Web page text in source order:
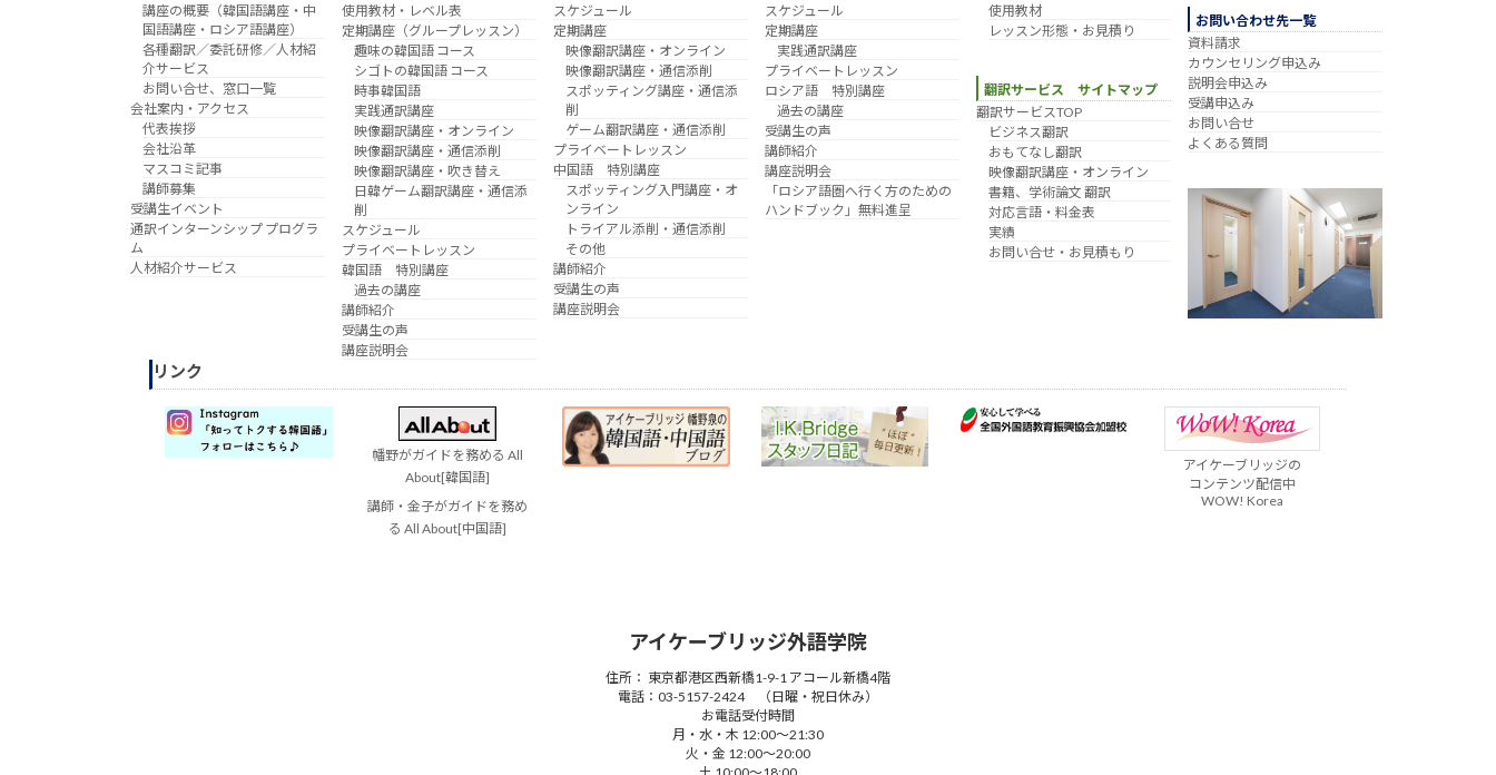
講座の概要（韓国語講座・中
国語講座・ロシア語講座）
各種翻訳／委託研修／人材紹
介サービス
お問い合せ、窓口一覧
会社案内・アクセス
代表挨拶
会社沿革
マスコミ記事
講師募集
受講生イベント
通訳インターンシップ プログラ
ム
人材紹介サービス
使用教材・レベル表
定期講座（グループレッスン）
趣味の韓国語 コース
シゴトの韓国語 コース
時事韓国語
実践通訳講座
映像翻訳講座・オンライン
映像翻訳講座・通信添削
映像翻訳講座・吹き替え
日韓ゲーム翻訳講座・通信添
削
スケジュール
プライベートレッスン
韓国語 特別講座
過去の講座
講師紹介
受講生の声
講座説明会
スケジュール
定期講座
映像翻訳講座・オンライン
映像翻訳講座・通信添削
スポッティング講座・通信添
削
ゲーム翻訳講座・通信添削
プライベートレッスン
中国語 特別講座
スポッティング入門講座・オ
ンライン
トライアル添削・通信添削
その他
講師紹介
受講生の声
講座説明会
スケジュール
定期講座
実践通訳講座
プライベートレッスン
ロシア語 特別講座
過去の講座
受講生の声
講師紹介
講座説明会
「ロシア語圏へ行く方のための
ハンドブック」無料進呈
使用教材
レッスン形態・お見積り
翻訳サービス サイトマップ
翻訳サービスTOP
ビジネス翻訳
おもてなし翻訳
映像翻訳講座・オンライン
書籍、学術論文 翻訳
対応言語・料金表
実績
お問い合せ・お見積もり
お問い合わせ先一覧
資料請求
カウンセリング申込み
説明会申込み
受講申込み
お問い合せ
よくある質問
リンク
幡野がガイドを務める All
About[韓国語]
講師・金子がガイドを務め
る All About[中国語]
アイケーブリッジの
コンテンツ配信中
WOW! Korea
アイケーブリッジ外語学院
住所： 東京都港区西新橋1-9-1 アコール新橋4階
電話：03-5157-2424 （日曜・祝日休み）
お電話受付時間
月・水・木 12:00～21:30
火・金 12:00～20:00
土 10:00～18:00